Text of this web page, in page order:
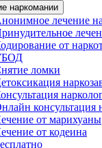
наркомании
лечение
от
ломки
консультация
от марихуаны
от кодеина